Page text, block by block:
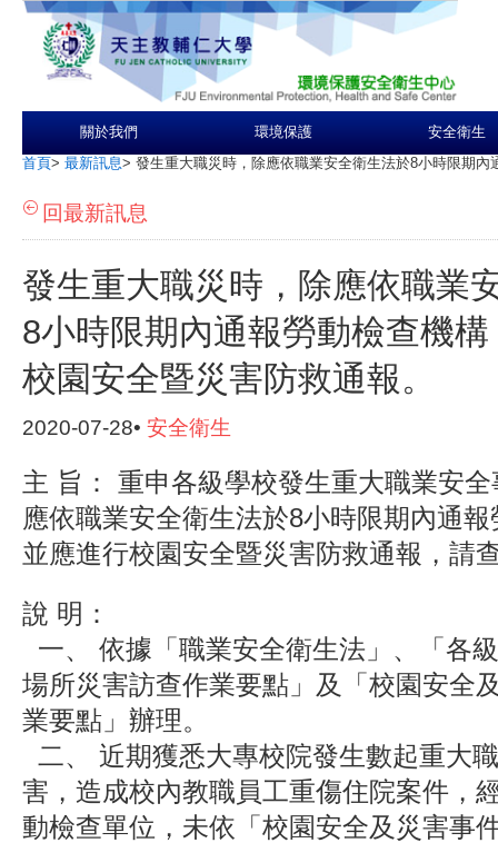
關於我們 環境保護 安全衛生
首頁> 最新訊息> 發生重大職災時，除應依職業安全衛生法於8小時限期
回最新訊息
發生重大職災時，除應依職業
8小時限期內通報勞動檢查機
校園安全暨災害防救通報。
2020-07-28• 安全衛生
主 旨： 重申各級學校發生重大職業安
應依職業安全衛生法於8小時限期內通
並應進行校園安全暨災害防救通報，請
說 明：
一、 依據「職業安全衛生法」、「各
場所災害訪查作業要點」及「校園安全
業要點」辦理。
二、 近期獲悉大專校院發生數起重大
害，造成校內教職員工重傷住院案件，
動檢查單位，未依「校園安全及災害事